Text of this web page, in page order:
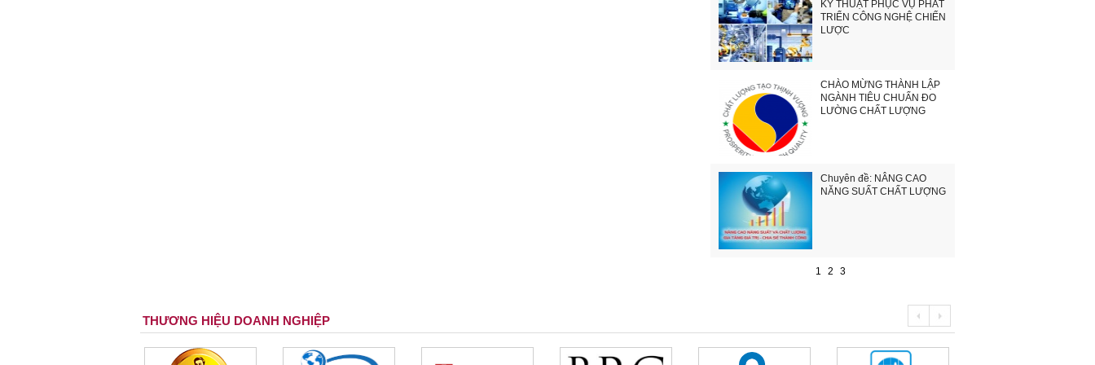
KỸ THUẬT PHỤC VỤ PHÁT
TRIỂN CÔNG NGHỆ CHIẾN
LƯỢC
CHÀO MỪNG THÀNH LẬP
NGÀNH TIÊU CHUẨN ĐO
LƯỜNG CHẤT LƯỢNG
Chuyên đề: NÂNG CAO
NĂNG SUẤT CHẤT LƯỢNG
1 2 3
THƯƠNG HIỆU DOANH NGHIỆP